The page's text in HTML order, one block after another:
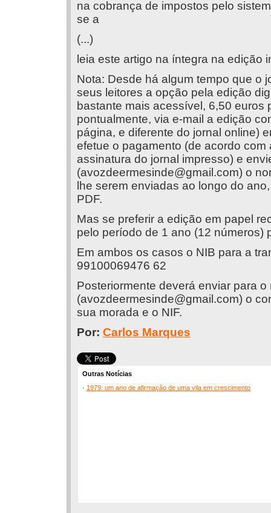
na cobrança de impostos pelo
se a
(...)
leia este artigo na íntegra na edição
Nota: Desde há algum tempo que o
seus leitores a opção pela edição
bastante mais acessível, 6,50 euros
pontualmente, via e-mail a edição
página, e diferente do jornal online)
efetue o pagamento (de acordo
assinatura do jornal impresso) e
(avozdeermesinde@gmail.com) o
lhe serem enviadas ao longo do
PDF.
Mas se preferir a edição em papel
pelo período de 1 ano (12 números)
Em ambos os casos o NIB para a
99100069476 62
Posteriormente deverá enviar para
(avozdeermesinde@gmail.com) o
sua morada e o NIF.
Por: Carlos Marques
Outras Notícias
· 1979: um ano de afirmação de uma vila em crescimento